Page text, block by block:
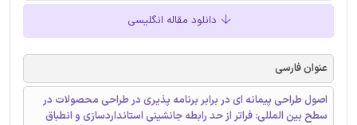
دانلود مقاله انگلیسی
عنوان فارسی
اصول طراحی پیمانه ای در برابر برنامه پذیری در طراحی محصولات در
سطح بین المللی: فراتر از حد رابطه جانشینی استانداردسازی و انطباق